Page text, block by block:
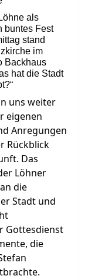
als
buntes Fest
stand
im
Backhaus
hat die Stadt
uns weiter
eigenen
Anregungen
Rückblick
Das
Löhner
die
Stadt und
Gottesdienst
die